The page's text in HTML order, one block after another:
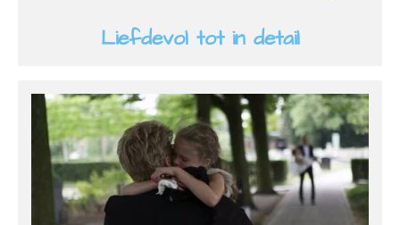
Liefdevol tot in detail